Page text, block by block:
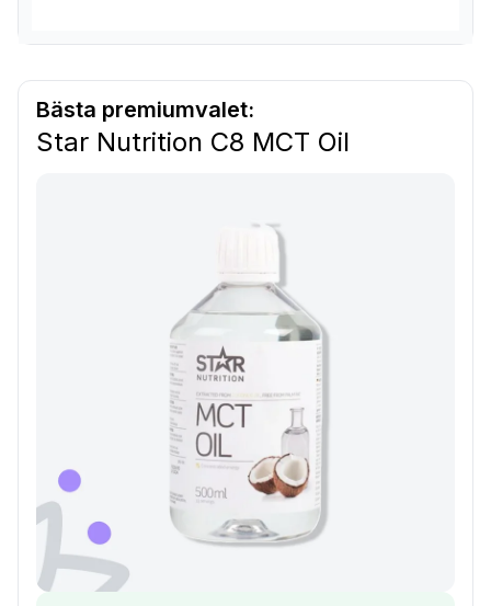
Bästa premiumvalet:
Star Nutrition C8 MCT Oil